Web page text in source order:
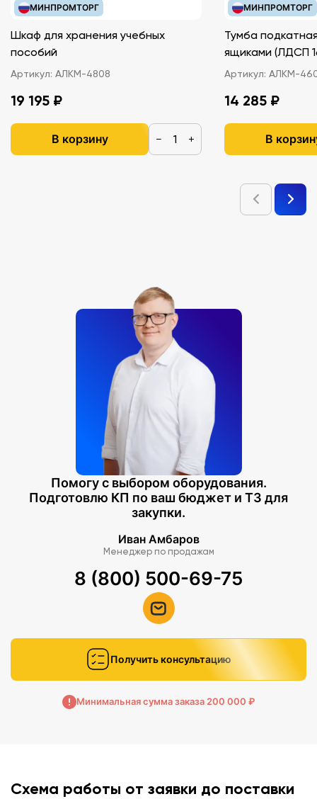
МИНПРОМТОРГ
Шкаф для хранения учебных
пособий
Артикул: АЛКМ-4808
19 195 ₽
В корзину − +
МИНПРОМТОРГ
Тумба
ящиками
Артикул: АЛКМ-
14 285 ₽
В
Помогу с выбором оборудования.
Подготовлю КП по ваш бюджет и ТЗ для
закупки.
Иван Амбаров
Менеджер по продажам
8 (800) 500-69-75
Получить консультацию
Минимальная сумма заказа 200 000 ₽
Схема работы от заявки до поставки